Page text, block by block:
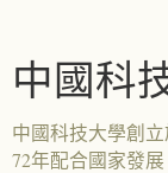
中國科
中國科技大學創
72年配合國家發